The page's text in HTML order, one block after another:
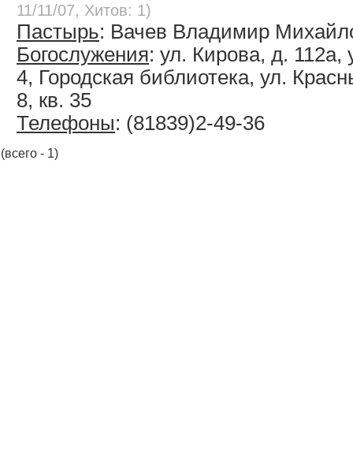
11/11/07, Хитов: 1)
Пастырь: Вачев Владимир
Богослужения: ул. Кирова, д. 112а,
4, Городская библиотека, ул.
8, кв. 35
Телефоны: (81839)2-49-36
(всего - 1)